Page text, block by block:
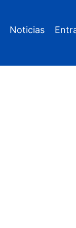
Noticias